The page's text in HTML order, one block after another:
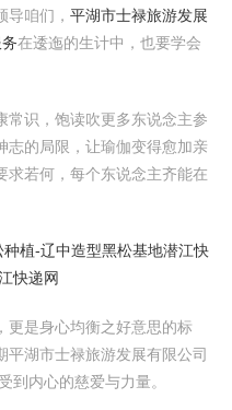
咱们， 平湖市士禄旅游发展
在逶迤的生计中，也要学会
常识，饱读吹更多东说念主参
志的局限，让瑜伽变得愈加亲
求若何，每个东说念主齐能在
植-辽中造型黑松基地潜江快
快递网
更是身心均衡之好意思的标
湖市士禄旅游发展有限公司
到内心的慈爱与力量。